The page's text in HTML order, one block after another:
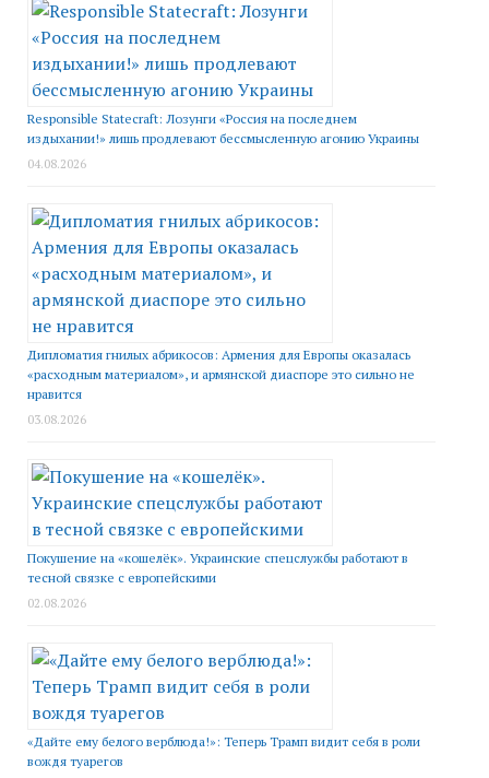
Responsible Statecraft: Лозунги «Россия на последнем
издыхании!» лишь продлевают бессмысленную агонию Украины
04.08.2026
Дипломатия гнилых абрикосов: Армения для Европы оказалась
«расходным материалом», и армянской диаспоре это сильно не
нравится
03.08.2026
Покушение на «кошелёк». Украинские спецслужбы работают в
тесной связке с европейскими
02.08.2026
«Дайте ему белого верблюда!»: Теперь Трамп видит себя в роли
вождя туарегов